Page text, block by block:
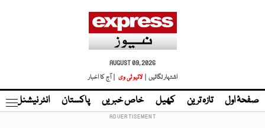
AUGUST 09, 2026
اشتہار لگائیں |
لائیو ٹی وی | آج کا اخبار
صفحۂ اول تازہ ترین کھیل خاص خبریں پاکستان انٹر نیشنل